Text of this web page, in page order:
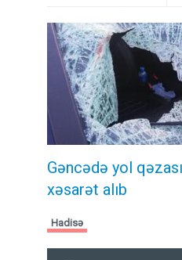
Gəncədə yol
xəsarət alıb
Hadisə